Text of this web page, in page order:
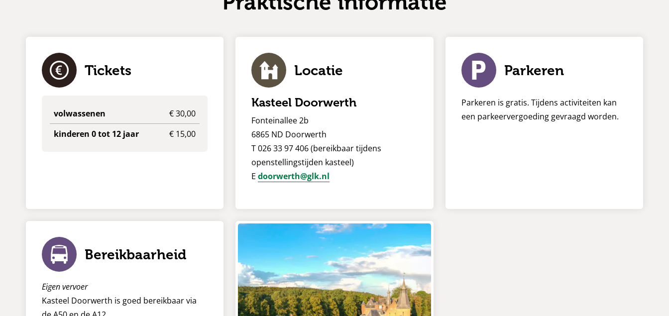
Tickets
volwassenen
€ 30,00
kinderen 0 tot 12 jaar
€ 15,00
Locatie
Kasteel Doorwerth
Fonteinallee 2b
6865 ND Doorwerth
T 026 33 97 406 (bereikbaar tijdens
openstellingstijden kasteel)
Edoorwerth@glk.nl
Parkeren
Parkeren is gratis. Tijdens activiteiten kan
een parkeervergoeding gevraagd worden.
Bereikbaarheid
Eigen vervoer
Kasteel Doorwerth is goed bereikbaar via